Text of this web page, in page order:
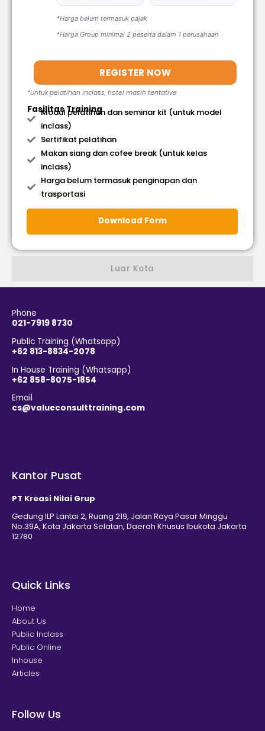
Luar Kota
*Harga belum termasuk pajak
*Harga Group minimal 2 peserta dalam 1 perusahaan
REGISTER NOW
*Untuk pelatihan inclass, hotel masih tentative
Fasilitas Training
Modul pelatihan dan seminar kit (untuk model
inclass)
Sertifikat pelatihan
Makan siang dan cofee break (untuk kelas
inclass)
Harga belum termasuk penginapan dan
trasportasi
Download Form
Phone
021-7919 8730
Public Training (Whatsapp)
+62 813-8834-2078
In House Training (Whatsapp)
+62 858-8075-1854
Email
cs@valueconsulttraining.com
Kantor Pusat
PT Kreasi Nilai Grup
Gedung ILP Lantai 2, Ruang 219, Jalan Raya Pasar Minggu
No.39A, Kota Jakarta Selatan, Daerah Khusus Ibukota Jakarta
12780
Quick Links
Home
About Us
Public Inclass
Public Online
Inhouse
Articles
Follow Us